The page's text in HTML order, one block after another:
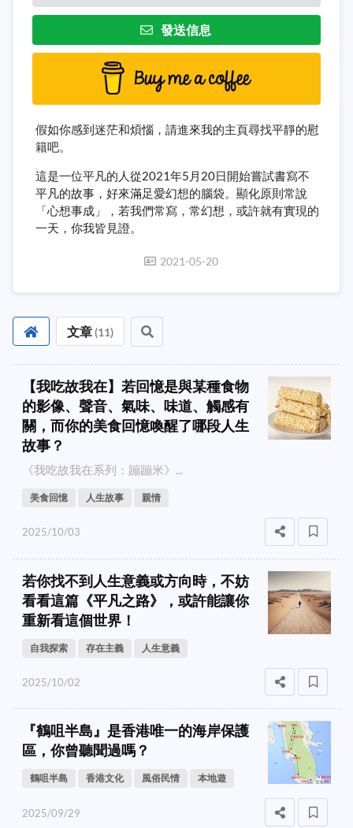
發送信息
假如你感到迷茫和煩惱，請進來我的主頁尋找平靜的慰
籍吧。
這是一位平凡的人從2021年5月20日開始嘗試書寫不
平凡的故事，好來滿足愛幻想的腦袋。顯化原則常說
「心想事成」，若我們常寫，常幻想，或許就有實現的
一天，你我皆見證。
2021-05-20
文章(11)
【我吃故我在】若回憶是與某種食物
的影像、聲音、氣味、味道、觸感有
關，而你的美食回憶喚醒了哪段人生
故事？
《我吃故我在系列：蹦蹦米》...
美食回憶 人生故事 親情
2025/10/03
若你找不到人生意義或方向時，不妨
看看這篇《平凡之路》，或許能讓你
重新看這個世界！
自我探索 存在主義 人生意義
2025/10/02
『鶴咀半島』是香港唯一的海岸保護
區，你曾聽聞過嗎？
鶴咀半島 香港文化 風俗民情 本地遊
2025/09/29